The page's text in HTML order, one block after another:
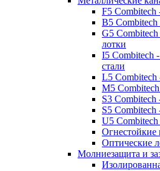
F5 Combitech
B5
G5 Combitech
лотки
I5 Combitech
стали
L5 Combitech
M5
S3 Combitech
S5 Combitech
U5
Огнестойкие
Оптические
Молниезащита и